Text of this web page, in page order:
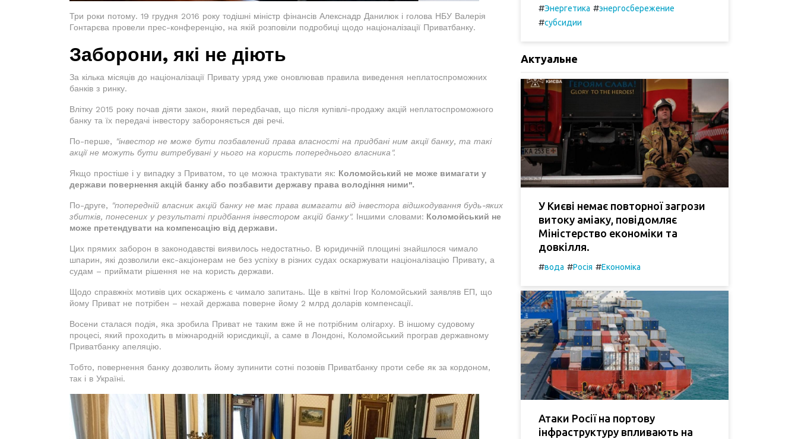
Три роки потому. 19 грудня 2016 року тодішні міністр фінансів Алекснадр Данилюк і голова НБУ Валерія
Гонтарєва провели прес-конференцію, на якій розповіли подробиці щодо націоналізації Приватбанку.
Заборони, які не діють
За кілька місяців до націоналізації Привату уряд уже оновлював правила виведення неплатоспроможних
банків з ринку.
Влітку 2015 року почав діяти закон, який передбачав, що після купівлі-продажу акцій неплатоспроможного
банку та їх передачі інвестору забороняється дві речі.
По-перше, "інвестор не може бути позбавлений права власності на придбані ним акції банку, та такі
акції не можуть бути витребувані у нього на користь попереднього власника".
Якщо простіше і у випадку з Приватом, то це можна трактувати як: Коломойський не може вимагати у
держави повернення акцій банку або позбавити державу права володіння ними".
По-друге, "попередній власник акцій банку не має права вимагати від інвестора відшкодування будь-яких
збитків, понесених у результаті придбання інвестором акцій банку". Іншими словами: Коломойський не
може претендувати на компенсацію від держави.
Цих прямих заборон в законодавстві виявилось недостатньо. В юридичній площині знайшлося чимало
шпарин, які дозволили екс-акціонерам не без успіху в різних судах оскаржувати націоналізацію Привату, а
судам – приймати рішення не на користь держави.
Щодо справжніх мотивів цих оскаржень є чимало запитань. Ще в квітні Ігор Коломойський заявляв ЕП, що
йому Приват не потрібен – нехай держава поверне йому 2 млрд доларів компенсації.
Восени сталася подія, яка зробила Приват не таким вже й не потрібним олігарху. В іншому судовому
процесі, який проходить в міжнародній юрисдикції, а саме в Лондоні, Коломойський програв державному
Приватбанку апеляцію.
Тобто, повернення банку дозволить йому зупинити сотні позовів Приватбанку проти себе як за кордоном,
так і в Україні.
#Энергетика #энергосбережение
#субсидии
Актуальне
У Києві немає повторної загрози
витоку аміаку, повідомляє
Міністерство економіки та
довкілля.
#вода #Росія #Економіка
Атаки Росії на портову
інфраструктуру впливають на